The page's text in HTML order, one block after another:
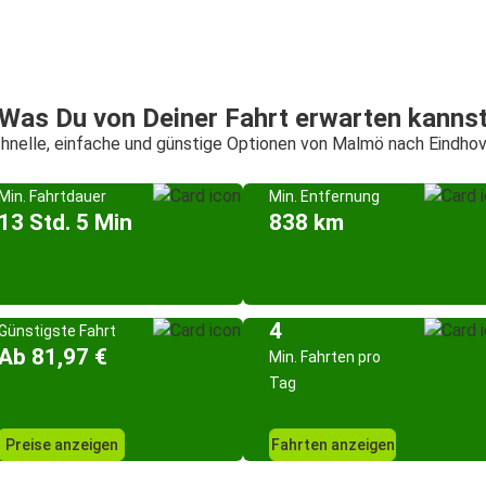
Du von Deiner Fahrt erwarten kannst
einfache und günstige Optionen von Malmö nach
Fahrtdauer
Std. 5 Min
Min. Entfernung
838 km
Fahrt
81,97 €
Preise anzeigen
4
Min. Fahrten pro
Tag
Fahrten anzeigen